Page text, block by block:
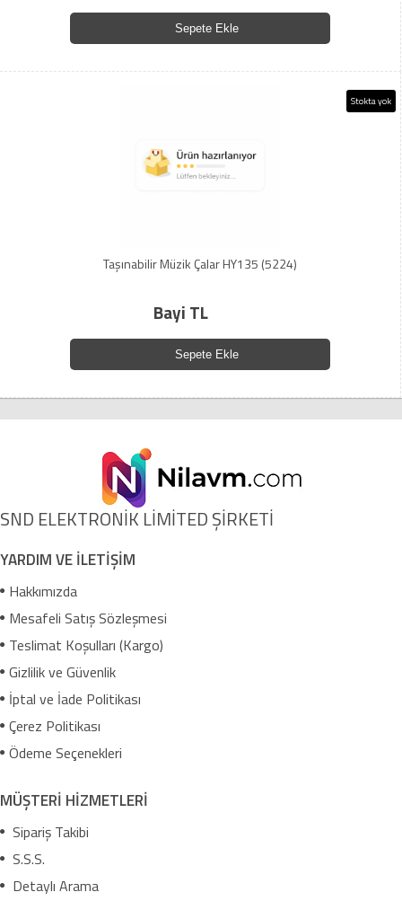
Sepete Ekle
Stokta yok
Taşınabilir Müzik Çalar HY135 (5224)
Bayi TL
Sepete Ekle
SND ELEKTRONİK LİMİTED ŞİRKETİ
YARDIM VE İLETİŞİM
Hakkımızda
Mesafeli Satış Sözleşmesi
Teslimat Koşulları (Kargo)
Gizlilik ve Güvenlik
İptal ve İade Politikası
Çerez Politikası
Ödeme Seçenekleri
MÜŞTERİ HİZMETLERİ
Sipariş Takibi
S.S.S.
Detaylı Arama